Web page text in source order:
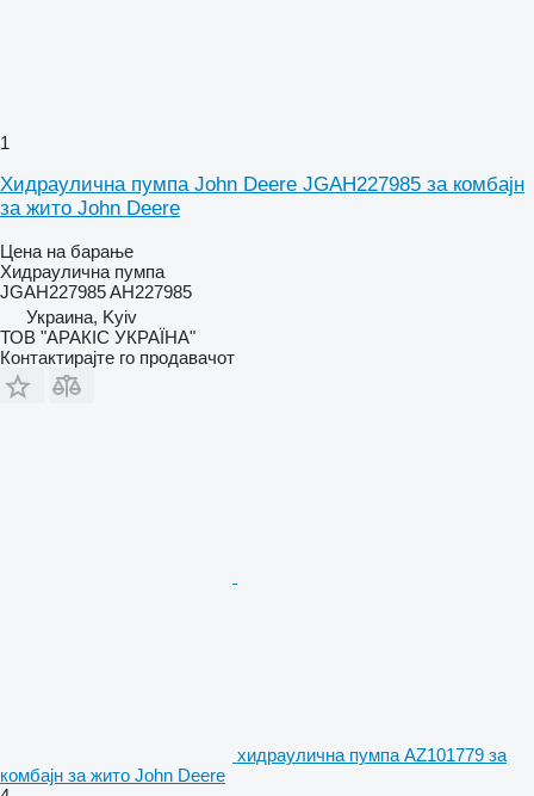
1
Хидраулична пумпа John Deere JGAH227985 за комбајн
за жито John Deere
Цена на барање
Хидраулична пумпа
JGAH227985 AH227985
Украина, Kyiv
ТОВ "АРАКІС УКРАЇНА"
Контактирајте го продавачот
хидраулична пумпа AZ101779 за
комбајн за жито John Deere